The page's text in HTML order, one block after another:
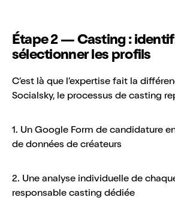
Étape 2 — Casting :
sélectionner les profils
C’est là que l’expertise fait la
Socialsky, le processus de casting
1. Un Google Form de candidature
de données de créateurs
2. Une analyse individuelle de
responsable casting dédiée